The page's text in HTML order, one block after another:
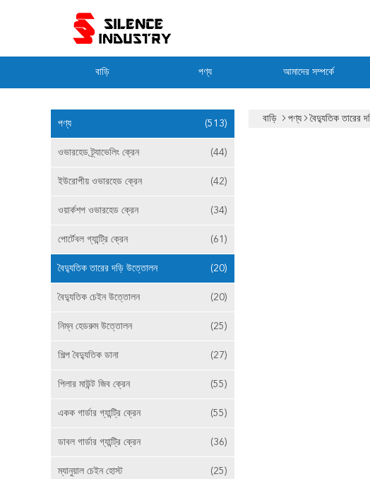
বাড়ি পণ্য আমাদের সম্পর্কে
পণ্য (513)
ওভারহেড ট্র্যাভেলিং ক্রেন (44)
ইউরোপীয় ওভারহেড ক্রেন (42)
ওয়ার্কশপ ওভারহেড ক্রেন (34)
পোর্টেবল গ্যান্ট্রি ক্রেন (61)
বৈদ্যুতিক তারের দড়ি উত্তোলন (20)
বৈদ্যুতিক চেইন উত্তোলন (20)
নিম্ন হেডরুম উত্তোলন (25)
শিল্প বৈদ্যুতিক ডানা (27)
পিলার মাউন্ট জিব ক্রেন (55)
একক গার্ডার গ্যান্ট্রি ক্রেন (55)
ডাবল গার্ডার গ্যান্ট্রি ক্রেন (36)
ম্যানুয়াল চেইন হোস্ট (25)
বাড়ি পণ্য বৈদ্যুতিক তারের